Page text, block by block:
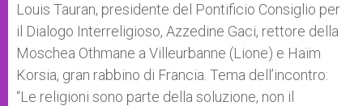
Louis Tauran, presidente del Pontificio Consiglio per
il Dialogo Interreligioso, Azzedine Gaci, rettore della
Moschea Othmane a Villeurbanne (Lione) e Haïm
Korsia, gran rabbino di Francia. Tema dell’incontro:
“Le religioni sono parte della soluzione, non il